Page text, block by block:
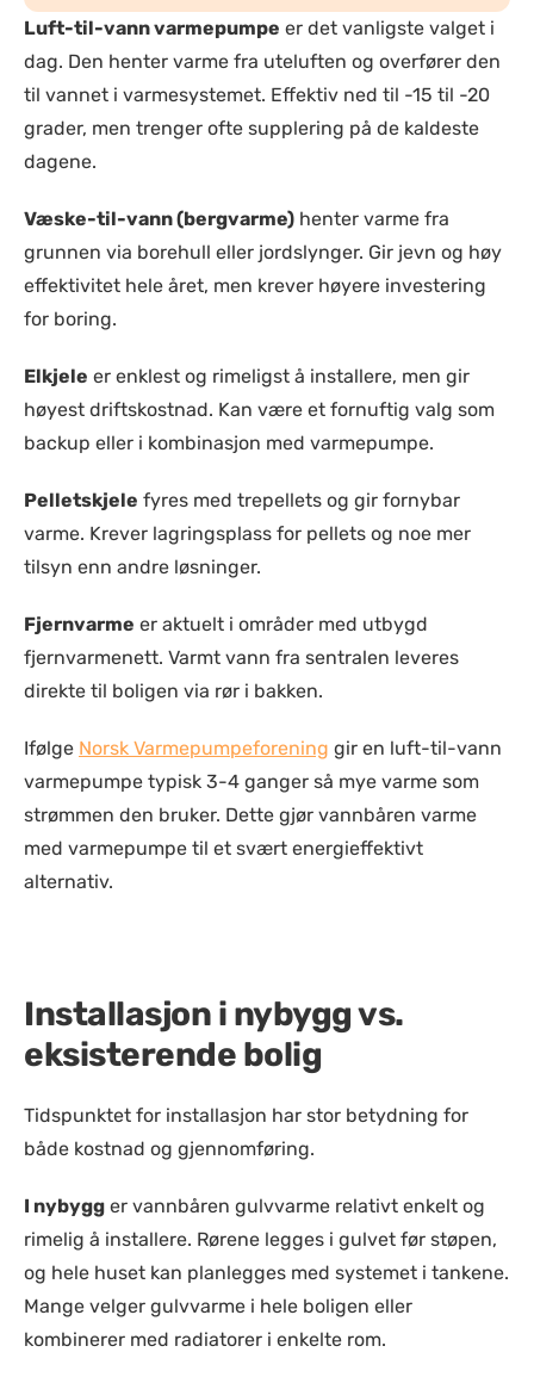
Luft-til-vann varmepumpe er det vanligste valget i
dag. Den henter varme fra uteluften og overfører den
til vannet i varmesystemet. Effektiv ned til -15 til -20
grader, men trenger ofte supplering på de kaldeste
dagene.
Væske-til-vann (bergvarme) henter varme fra
grunnen via borehull eller jordslynger. Gir jevn og høy
effektivitet hele året, men krever høyere investering
for boring.
Elkjele er enklest og rimeligst å installere, men gir
høyest driftskostnad. Kan være et fornuftig valg som
backup eller i kombinasjon med varmepumpe.
Pelletskjele fyres med trepellets og gir fornybar
varme. Krever lagringsplass for pellets og noe mer
tilsyn enn andre løsninger.
Fjernvarme er aktuelt i områder med utbygd
fjernvarmenett. Varmt vann fra sentralen leveres
direkte til boligen via rør i bakken.
Ifølge Norsk Varmepumpeforening gir en luft-til-vann
varmepumpe typisk 3-4 ganger så mye varme som
strømmen den bruker. Dette gjør vannbåren varme
med varmepumpe til et svært energieffektivt
alternativ.
Installasjon i nybygg vs.
eksisterende bolig
Tidspunktet for installasjon har stor betydning for
både kostnad og gjennomføring.
I nybygg er vannbåren gulvvarme relativt enkelt og
rimelig å installere. Rørene legges i gulvet før støpen,
og hele huset kan planlegges med systemet i tankene.
Mange velger gulvvarme i hele boligen eller
kombinerer med radiatorer i enkelte rom.